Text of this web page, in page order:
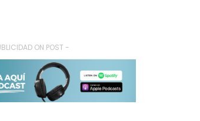
ON POST -